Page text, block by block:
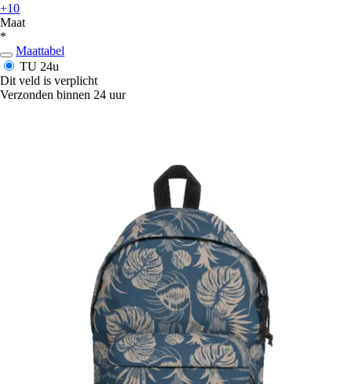
+10
Maat
*
Maattabel
TU 24u
Dit veld is verplicht
Verzonden binnen 24 uur